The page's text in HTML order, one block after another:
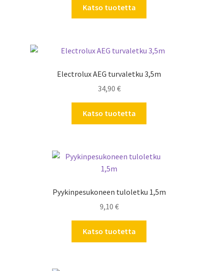
Katso tuotetta
Electrolux AEG turvaletku 3,5m
34,90 €
Katso tuotetta
Pyykinpesukoneen tuloletku 1,5m
9,10 €
Katso tuotetta